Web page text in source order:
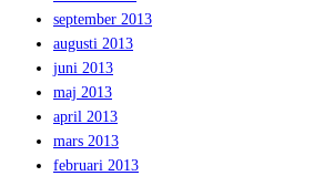
september 2013
augusti 2013
juni 2013
maj 2013
april 2013
mars 2013
februari 2013